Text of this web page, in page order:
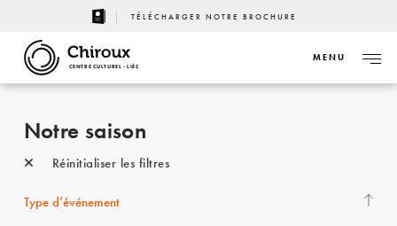
TÉLÉCHARGER NOTRE BROCHURE
CENTRE CULTUREL - LIÈGE
MENU
Notre saison
Réinitialiser les filtres
Type d’événement